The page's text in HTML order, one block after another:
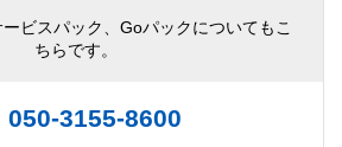
ービスパック、Goパックについてもこ
ちらです。
050-3155-8600